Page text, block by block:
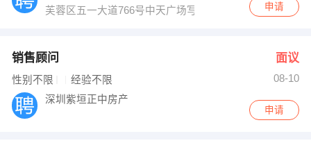
芙蓉区五一大道766号中天广场写字楼10楼46号
申请
销售顾问 面议
性别不限 经验不限
08-10
深圳紫垣正中房产
申请